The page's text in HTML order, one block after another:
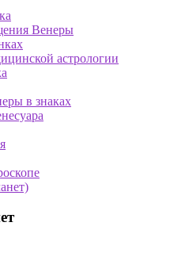
Венеры
астрологии
в знаках